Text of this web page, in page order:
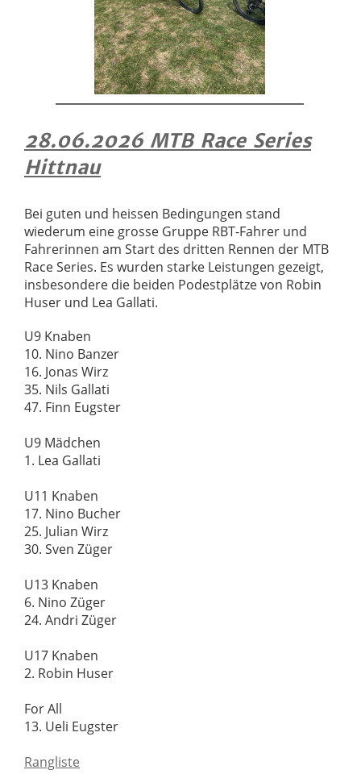
28.06.2026 MTB Race Series
Hittnau
Bei guten und heissen Bedingungen stand
wiederum eine grosse Gruppe RBT-Fahrer und
Fahrerinnen am Start des dritten Rennen der MTB
Race Series. Es wurden starke Leistungen gezeigt,
insbesondere die beiden Podestplätze von Robin
Huser und Lea Gallati.
U9 Knaben
10. Nino Banzer
16. Jonas Wirz
35. Nils Gallati
47. Finn Eugster
U9 Mädchen
1. Lea Gallati
U11 Knaben
17. Nino Bucher
25. Julian Wirz
30. Sven Züger
U13 Knaben
6. Nino Züger
24. Andri Züger
U17 Knaben
2. Robin Huser
For All
13. Ueli Eugster
Rangliste